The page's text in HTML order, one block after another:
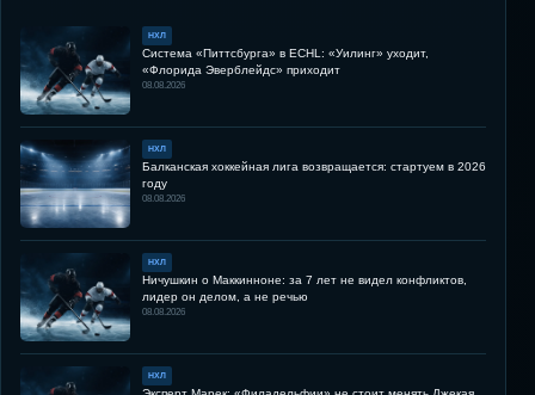
НХЛ
Система «Питтсбурга» в ECHL: «Уилинг» уходит,
«Флорида Эверблейдс» приходит
08.08.2026
НХЛ
Балканская хоккейная лига возвращается: стартуем в 2026
году
08.08.2026
НХЛ
Ничушкин о Маккинноне: за 7 лет не видел конфликтов,
лидер он делом, а не речью
08.08.2026
НХЛ